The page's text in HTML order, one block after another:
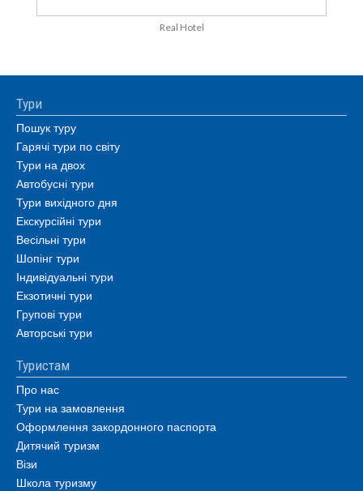
Real Hotel
Тури
Пошук туру
Гарячі тури по світу
Тури на двох
Автобусні тури
Тури вихідного дня
Екскурсійні тури
Весільні тури
Шопінг тури
Індивідуальні тури
Екзотичні тури
Групові тури
Авторські тури
Туристам
Про нас
Тури на замовлення
Оформлення закордонного паспорта
Дитячий туризм
Візи
Школа туризму